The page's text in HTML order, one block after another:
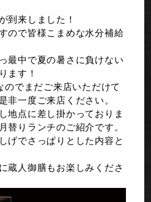
到来しました！
ので皆様こまめな水分補給
最中で夏の暑さに負けない
ます！
のでまだご来店いただけて
非一度ご来店ください。
地点に差し掛かっておりま
替りランチのご紹介です。
げでさっぱりとした内容と
蔵人御膳もお楽しみくださ